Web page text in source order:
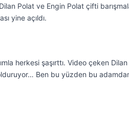
Polat ve Engin Polat çifti
yine açıldı.
herkesi şaşırttı. Video çeken
Ben bu yüzden bu